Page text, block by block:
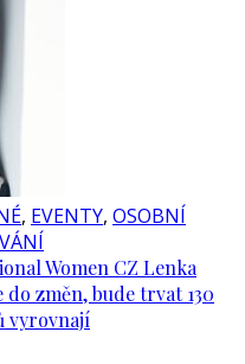
, EVENTY, OSOBNÍ
Women CZ Lenka
změn, bude trvat 130
vyrovnají